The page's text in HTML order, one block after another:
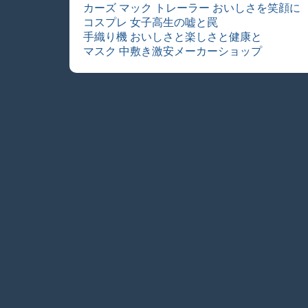
カーズ マック トレーラー おいしさを笑顔に
コスプレ 女子高生の嘘と罠
手織り機 おいしさと楽しさと健康と
マスク 中敷き激安メーカーショップ